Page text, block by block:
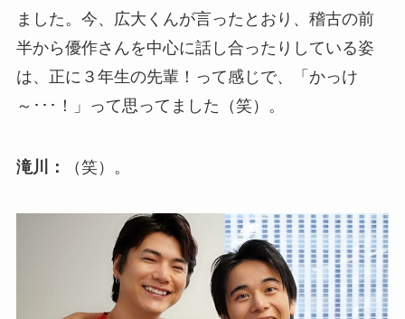
ました。今、広大くんが言ったとおり、稽古の前
半から優作さんを中心に話し合ったりしている姿
は、正に３年生の先輩！って感じで、「かっけ
～･･･！」って思ってました（笑）。
滝川： （笑）。